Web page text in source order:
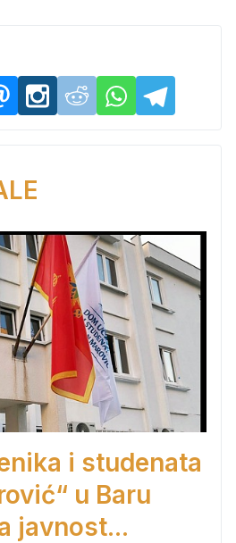
i studenata
u Baru
javnost...